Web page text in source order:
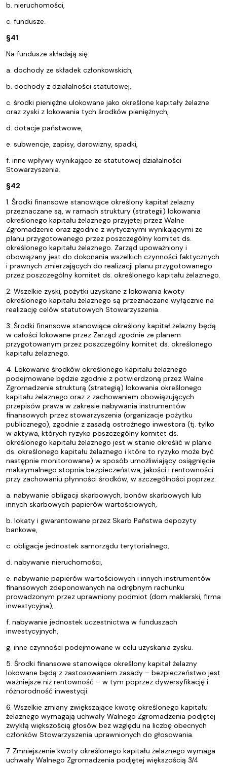
b. nieruchomości,
c. fundusze.
§41
Na fundusze składają się:
a. dochody ze składek członkowskich,
b. dochody z działalności statutowej,
c. środki pieniężne ulokowane jako określone kapitały żelazne
oraz zyski z lokowania tych środków pieniężnych,
d. dotacje państwowe,
e. subwencje, zapisy, darowizny, spadki,
f. inne wpływy wynikające ze statutowej działalności
Stowarzyszenia.
§42
1. Środki finansowe stanowiące określony kapitał żelazny
przeznaczane są, w ramach struktury (strategii) lokowania
określonego kapitału żelaznego przyjętej przez Walne
Zgromadzenie oraz zgodnie z wytycznymi wynikającymi ze
planu przygotowanego przez poszczególny komitet ds.
określonego kapitału żelaznego. Zarząd upoważniony i
obowiązany jest do dokonania wszelkich czynności faktycznych
i prawnych zmierzających do realizacji planu przygotowanego
przez poszczególny komitet ds. określonego kapitału żelaznego.
2. Wszelkie zyski, pożytki uzyskane z lokowania kwoty
określonego kapitału żelaznego są przeznaczane wyłącznie na
realizację celów statutowych Stowarzyszenia.
3. Środki finansowe stanowiące określony kapitał żelazny będą
w całości lokowane przez Zarząd zgodnie ze planem
przygotowanym przez poszczególny komitet ds. określonego
kapitału żelaznego.
4. Lokowanie środków określonego kapitału żelaznego
podejmowane będzie zgodnie z potwierdzoną przez Walne
Zgromadzenie strukturą (strategią) lokowania określonego
kapitału żelaznego oraz z zachowaniem obowiązujących
przepisów prawa w zakresie nabywania instrumentów
finansowych przez stowarzyszenia (organizacje pożytku
publicznego), zgodnie z zasadą ostrożnego inwestora (tj. tylko
w aktywa, których ryzyko poszczególny komitet ds.
określonego kapitału żelaznego jest w stanie określić w planie
ds. określonego kapitału żelaznego i które to ryzyko może być
następnie monitorowane) w sposób umożliwiający osiągnięcie
maksymalnego stopnia bezpieczeństwa, jakości i rentowności
przy zachowaniu płynności środków, w szczególności poprzez:
a. nabywanie obligacji skarbowych, bonów skarbowych lub
innych skarbowych papierów wartościowych,
b. lokaty i gwarantowane przez Skarb Państwa depozyty
bankowe,
c. obligacje jednostek samorządu terytorialnego,
d. nabywanie nieruchomości,
e. nabywanie papierów wartościowych i innych instrumentów
finansowych zdeponowanych na odrębnym rachunku
prowadzonym przez uprawniony podmiot (dom maklerski, firma
inwestycyjna),
f. nabywanie jednostek uczestnictwa w funduszach
inwestycyjnych,
g. inne czynności podejmowane w celu uzyskania zysku.
5. Środki finansowe stanowiące określony kapitał żelazny
lokowane będą z zastosowaniem zasady – bezpieczeństwo jest
ważniejsze niż rentowność – w tym poprzez dywersyfikację i
różnorodność inwestycji.
6. Wszelkie zmiany zwiększające kwotę określonego kapitału
żelaznego wymagają uchwały Walnego Zgromadzenia podjętej
zwykłą większością głosów bez względu na liczbę obecnych
członków Stowarzyszenia uprawnionych do głosowania.
7. Zmniejszenie kwoty określonego kapitału żelaznego wymaga
uchwały Walnego Zgromadzenia podjętej większością 3/4